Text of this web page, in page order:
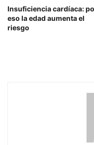
Insuficiencia cardíaca:
eso la edad aumenta el
riesgo